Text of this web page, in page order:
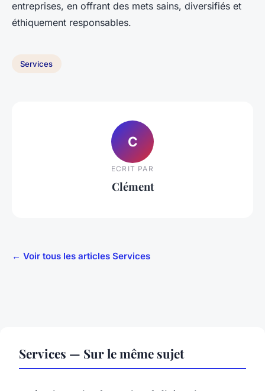
entreprises, en offrant des mets sains, diversifiés et
éthiquement responsables.
Services
C
ECRIT PAR
Clément
← Voir tous les articles Services
Services — Sur le même sujet